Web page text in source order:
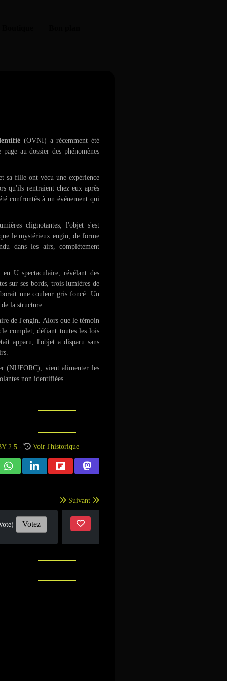
(OVNI) a récemment été
au dossier des phénomènes
sa fille ont vécu une expérience
qu'ils rentraient chez eux après
confrontés à un événement qui
clignotantes, l'objet s'est
le mystérieux engin, de forme
dans les airs, complètement
U spectaculaire, révélant des
sur ses bords, trois lumières de
une couleur gris foncé. Un
la structure.
de l'engin. Alors que le témoin
complet, défiant toutes les lois
apparu, l'objet a disparu sans
(NUFORC), vient alimenter les
non identifiées.
- Voir l'historique
Suivant
Votez